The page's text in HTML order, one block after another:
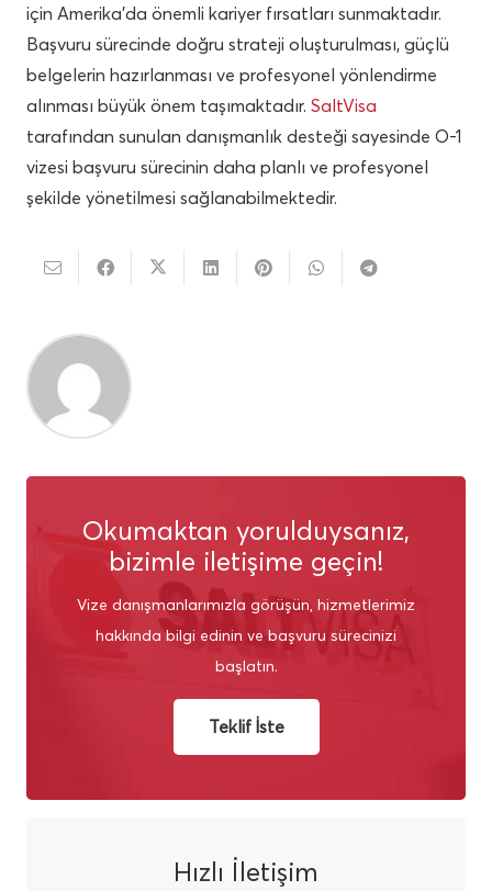
için Amerika’da önemli kariyer fırsatları sunmaktadır.
Başvuru sürecinde doğru strateji oluşturulması, güçlü
belgelerin hazırlanması ve profesyonel yönlendirme
alınması büyük önem taşımaktadır. SaltVisa
tarafından sunulan danışmanlık desteği sayesinde O-1
vizesi başvuru sürecinin daha planlı ve profesyonel
şekilde yönetilmesi sağlanabilmektedir.
Okumaktan yorulduysanız,
bizimle iletişime geçin!
Vize danışmanlarımızla görüşün, hizmetlerimiz
hakkında bilgi edinin ve başvuru sürecinizi
başlatın.
Teklif İste
Hızlı İletişim